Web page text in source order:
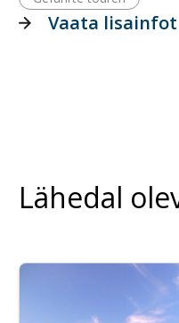
Vaata lisainfot
Lähedal